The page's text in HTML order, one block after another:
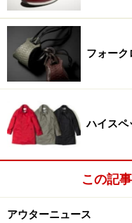
フォーク
ハイスペ
この記
アウターニュース